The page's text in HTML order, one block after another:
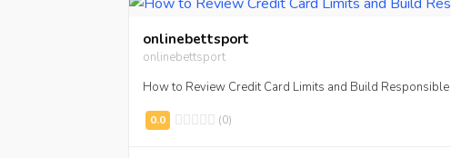
onlinebettsport
onlinebettsport
How to Review Credit Card Limits and Build
(0)